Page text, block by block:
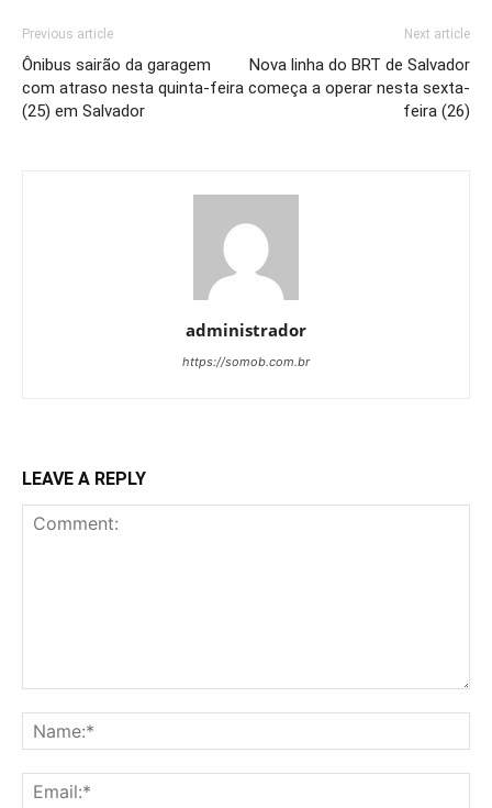
Previous article
Ônibus sairão da garagem
com atraso nesta quinta-feira
(25) em Salvador
Next article
Nova linha do BRT de Salvador
começa a operar nesta sexta-
feira (26)
administrador
https://somob.com.br
LEAVE A REPLY